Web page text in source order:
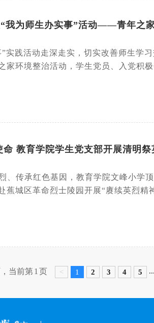
我为师生办实事”活动——青年之
实践活动走深走实，切实改善师生学
家环境整治活动，学生党员、入党积
教育学院学生党支部开展清明
、传承红色基因，教育学院文峰小学
蕉城区革命烈士陵园开展“赓续英烈精
当前第 1 页 < 1 2 3 4 5 ...